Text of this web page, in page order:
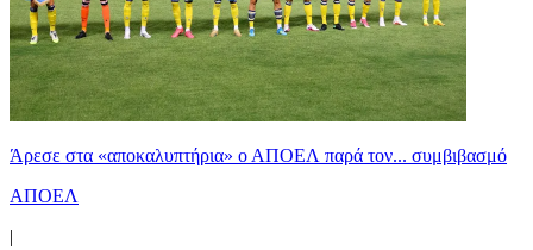
Άρεσε στα «αποκαλυπτήρια» ο ΑΠΟΕΛ παρά τον... συμβιβασμό
ΑΠΟΕΛ
|